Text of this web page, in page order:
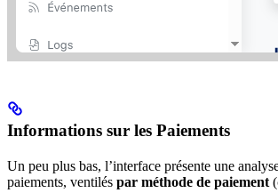
Informations sur les Paiements
Un peu plus bas, l’interface présente une
paiements, ventilés par méthode de paiement